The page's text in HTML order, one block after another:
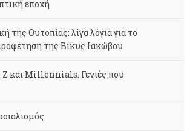
εποχή
της Ουτοπίας: λίγα λόγια για το
της Βίκυς Ιακώβου
και Millennials. Γενιές που